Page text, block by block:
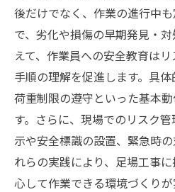
後だけでなく、作業の進行中
で、劣化や損傷の早期発見・
えて、作業員への安全教育は
手順の理解を促進します。具
荷重制限の遵守といった基本
す。さらに、現場でのリスク
示や安全標識の設置、緊急時
れらの実践により、足場工事
心して作業できる環境づくり